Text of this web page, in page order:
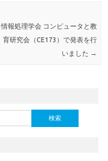
情報処理学会 コンピュータと教
育研究会（CE173）で発表を行
いました →